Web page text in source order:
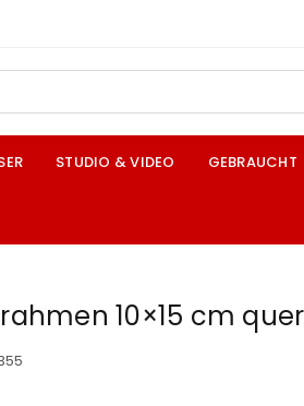
STUDIO & VIDEO GEBRAUCHT
10×15 cm quer